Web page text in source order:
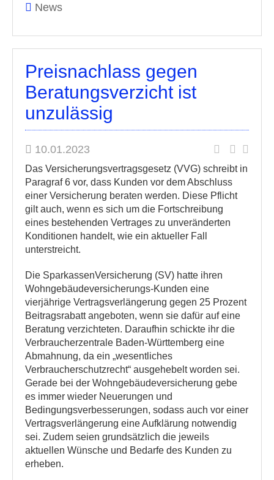
News
Preisnachlass gegen
Beratungsverzicht ist
unzulässig
10.01.2023
Das Versicherungsvertragsgesetz (VVG) schreibt in
Paragraf 6 vor, dass Kunden vor dem Abschluss
einer Versicherung beraten werden. Diese Pflicht
gilt auch, wenn es sich um die Fortschreibung
eines bestehenden Vertrages zu unveränderten
Konditionen handelt, wie ein aktueller Fall
unterstreicht.
Die SparkassenVersicherung (SV) hatte ihren
Wohngebäudeversicherungs-Kunden eine
vierjährige Vertragsverlängerung gegen 25 Prozent
Beitragsrabatt angeboten, wenn sie dafür auf eine
Beratung verzichteten. Daraufhin schickte ihr die
Verbraucherzentrale Baden-Württemberg eine
Abmahnung, da ein „wesentliches
Verbraucherschutzrecht“ ausgehebelt worden sei.
Gerade bei der Wohngebäudeversicherung gebe
es immer wieder Neuerungen und
Bedingungsverbesserungen, sodass auch vor einer
Vertragsverlängerung eine Aufklärung notwendig
sei. Zudem seien grundsätzlich die jeweils
aktuellen Wünsche und Bedarfe des Kunden zu
erheben.